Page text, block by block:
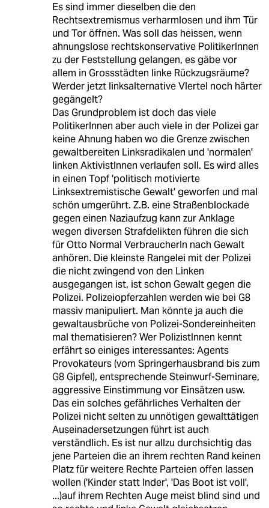
Es sind immer dieselben die den
Rechtsextremismus verharmlosen und ihm Tür
und Tor öffnen. Was soll das heissen, wenn
ahnungslose rechtskonservative PolitikerInnen
zu der Feststellung gelangen, es gäbe vor
allem in Grossstädten linke Rückzugsräume?
Werder jetzt linksalternative VIertel noch härter
gegängelt?
Das Grundproblem ist doch das viele
PolitikerInnen aber auch viele in der Polizei gar
keine Ahnung haben wo die Grenze zwischen
gewaltbereiten Linksradikalen und 'normalen'
linken AktivistInnen verlaufen soll. Es wird alles
in einen Topf 'politisch motivierte
Linksextremistische Gewalt' geworfen und mal
schön umgerührt. Z.B. eine Straßenblockade
gegen einen Naziaufzug kann zur Anklage
wegen diversen Strafdelikten führen die sich
für Otto Normal VerbraucherIn nach Gewalt
anhören. Die kleinste Rangelei mit der Polizei
die nicht zwingend von den Linken
ausgegangen ist, ist schon Gewalt gegen die
Polizei. Polizeiopferzahlen werden wie bei G8
massiv manipuliert. Man könnte ja auch die
gewaltausbrüche von Polizei-Sondereinheiten
mal thematisieren? Wer PolizistInnen kennt
erfährt so einiges interessantes: Agents
Provokateurs (vom Springerhausbrand bis zum
G8 Gipfel), entsprechende Steinwurf-Seminare,
aggressive Einstimmung vor Einsätzen usw.
Das ein solches gefährliches Verhalten der
Polizei nicht selten zu unnötigen gewalttätigen
Auseinadersetzungen führt ist auch
verständlich. Es ist nur allzu durchsichtig das
jene Parteien die an ihrem rechten Rand keinen
Platz für weitere Rechte Parteien offen lassen
wollen ('Kinder statt Inder', 'Das Boot ist voll',
...)auf ihrem Rechten Auge meist blind sind und